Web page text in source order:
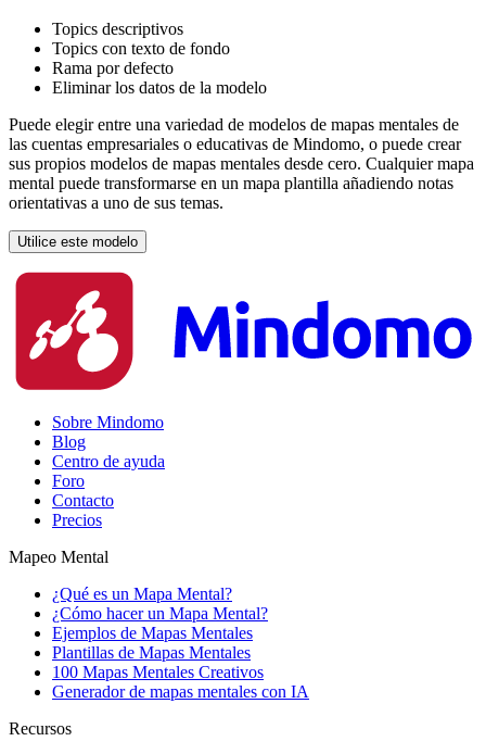
Topics descriptivos
Topics con texto de fondo
Rama por defecto
Eliminar los datos de la modelo
Puede elegir entre una variedad de modelos de mapas mentales de
las cuentas empresariales o educativas de Mindomo, o puede crear
sus propios modelos de mapas mentales desde cero. Cualquier mapa
mental puede transformarse en un mapa plantilla añadiendo notas
orientativas a uno de sus temas.
Utilice este modelo
Sobre Mindomo
Blog
Centro de ayuda
Foro
Contacto
Precios
Mapeo Mental
¿Qué es un Mapa Mental?
¿Cómo hacer un Mapa Mental?
Ejemplos de Mapas Mentales
Plantillas de Mapas Mentales
100 Mapas Mentales Creativos
Generador de mapas mentales con IA
Recursos